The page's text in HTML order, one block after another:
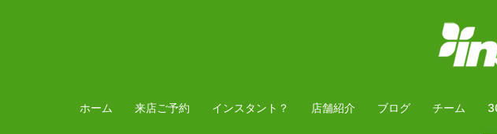
ホーム 来店ご予約 インスタント？ 店舗紹介 ブログ チーム